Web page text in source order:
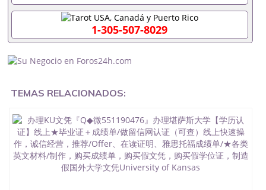
材料，随时都可以安排办理，毕业证成绩单，学校，
专业，学位，毕业时间都可以根据客户要求安排。 国
内找工作假的毕业证可以用吗551190476假的毕业证
成绩单可以办学历认证吗551190476要定居国外需要
证会查吗551190476入职国企/事业单位需要些什么材
办理毕业证,没毕业可以办学历认证吗,您是否因为中
递交材料不齐而被拒之门外551190476您是否因没正
常毕业而导致回国得不到教育部认证在校挂科了不想
读了,成绩不理想毕不了业怎么办551190476找工作没
有文凭怎么办,怎么办理本科/研究生文凭551190476
如何办理本科/硕士毕业证551190476网上买文凭可靠
吗551190476哪里可以买国外文凭551190476国外本
1-305-507-8029
TEMAS RELACIONADOS: